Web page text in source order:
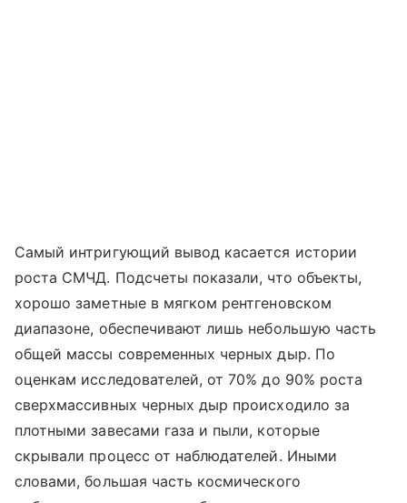
Самый интригующий вывод касается истории
роста СМЧД. Подсчеты показали, что объекты,
хорошо заметные в мягком рентгеновском
диапазоне, обеспечивают лишь небольшую часть
общей массы современных черных дыр. По
оценкам исследователей, от 70% до 90% роста
сверхмассивных черных дыр происходило за
плотными завесами газа и пыли, которые
скрывали процесс от наблюдателей. Иными
словами, большая часть космического